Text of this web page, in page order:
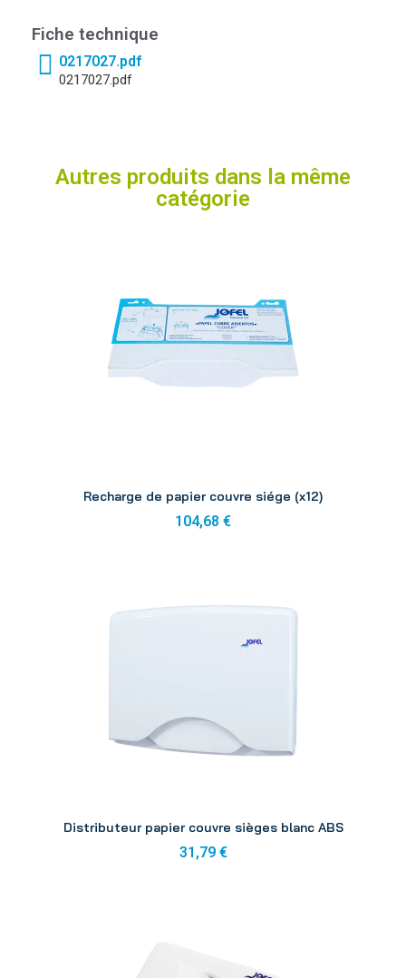
Fiche technique
0217027.pdf
0217027.pdf
Autres produits dans la même
catégorie
Recharge de papier couvre siége (x12)
104,68 €
Distributeur papier couvre sièges blanc ABS
31,79 €